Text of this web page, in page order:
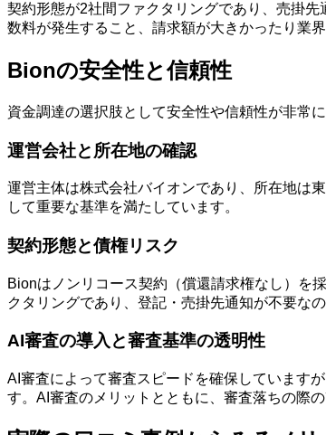
契約形態が2社間ファクタリングであり、売掛
数料が発生すること、請求額が大きかったり業
Bionの安全性と信頼性
資金調達の選択肢として安全性や信頼性が非常
運営会社と所在地の確認
運営主体は株式会社バイオンであり、所在地は
して重要な基準を満たしています。
契約形態と債権リスク
Bionはノンリコース契約（償還請求権なし）を
クタリングであり、登記・売掛先通知が不要な
AI審査の導入と審査基準の透明性
AI審査によって審査スピードを確保しています
す。AI審査のメリットとともに、審査落ちの際